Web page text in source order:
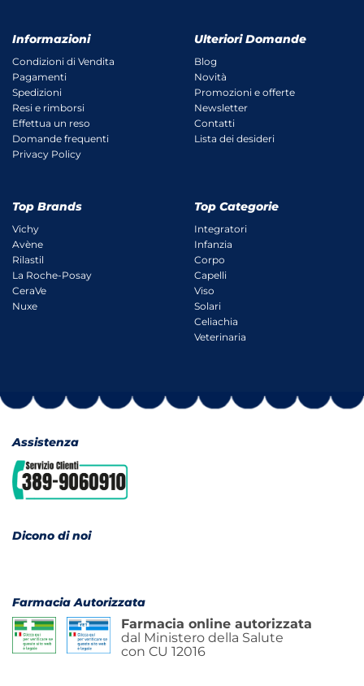
Informazioni
Condizioni di Vendita
Pagamenti
Spedizioni
Resi e rimborsi
Effettua un reso
Domande frequenti
Privacy Policy
Ulteriori Domande
Blog
Novità
Promozioni e offerte
Newsletter
Contatti
Lista dei desideri
Top Brands
Vichy
Avène
Rilastil
La Roche-Posay
CeraVe
Nuxe
Top Categorie
Integratori
Infanzia
Corpo
Capelli
Viso
Solari
Celiachia
Veterinaria
Assistenza
Dicono di noi
Farmacia Autorizzata
Farmacia online autorizzata
dal Ministero della Salute
con CU 12016